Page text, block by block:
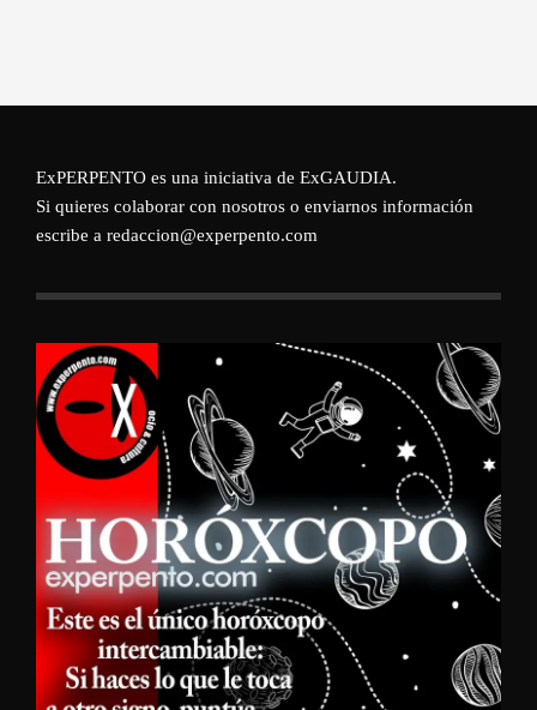
ExPERPENTO es una iniciativa de ExGAUDIA.
Si quieres colaborar con nosotros o enviarnos información
escribe a redaccion@experpento.com